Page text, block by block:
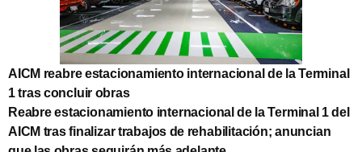
AICM reabre estacionamiento internacional de la Terminal
1 tras concluir obras
Reabre estacionamiento internacional de la Terminal 1 del
AICM tras finalizar trabajos de rehabilitación; anuncian